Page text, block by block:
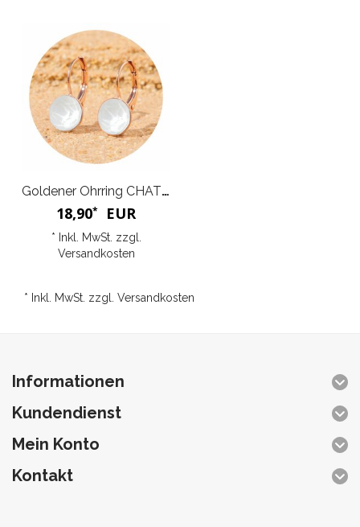
Goldener Ohrring CHATON
18,90* EUR
* Inkl. MwSt. zzgl.
Versandkosten
* Inkl. MwSt. zzgl. Versandkosten
Informationen
Kundendienst
Mein Konto
Kontakt